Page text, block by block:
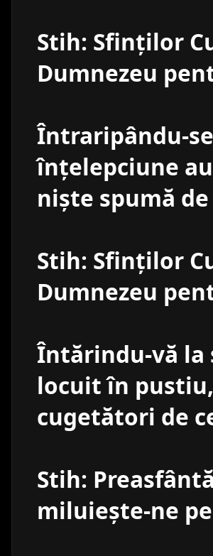
Stih: Sfinţilor
Dumnezeu
Întraripându-
înţelepciune
nişte spumă
Stih: Sfinţilor
Dumnezeu
Întărindu-vă la
locuit în
cugetători de
Stih:
miluieşte-ne